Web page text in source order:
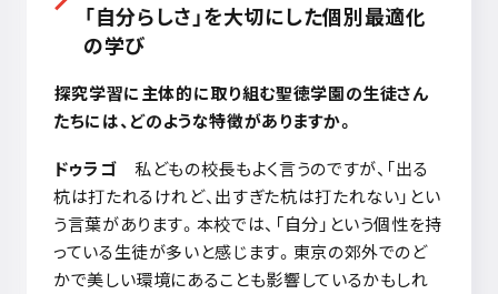
「自分らしさ」を大切にした個別最適化
の学び
探究学習に主体的に取り組む聖徳学園の生徒さん
たちには、どのような特徴がありますか。
ドゥラゴ 私どもの校長もよく言うのですが、「出る
杭は打たれるけれど、出すぎた杭は打たれない」とい
う言葉があります。本校では、「自分」という個性を持
っている生徒が多いと感じます。東京の郊外でのど
かで美しい環境にあることも影響しているかもしれ